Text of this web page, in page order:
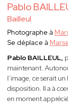
Pablo
Bailleul
Photographe à
Se déplace à
Pablo BAILLEUL,
maintenant.
l’image, ce serait
disposition. Il a à
en moment